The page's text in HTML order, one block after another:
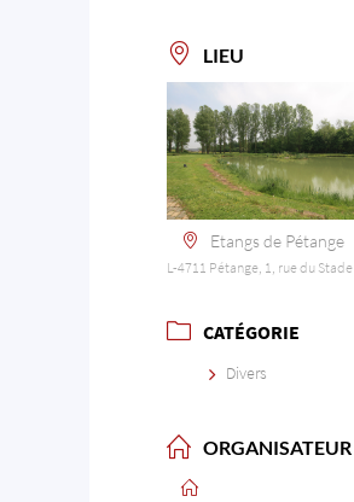
LIEU
Etangs de Pétange
L-4711 Pétange, 1, rue du Stade
CATÉGORIE
Divers
ORGANISATEUR